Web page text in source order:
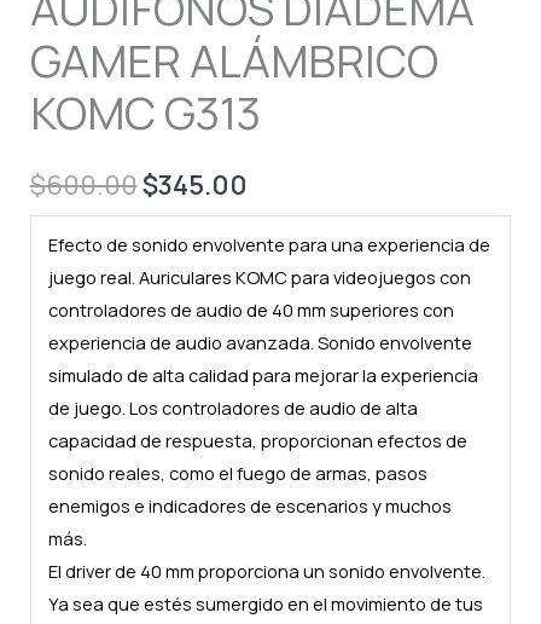
GAMER ALÁMBRICO
KOMC G313
$600.00Original
price
was:
$600.00.
$345.00
price
is:
$345.00.
Efecto de sonido envolvente para una experiencia de
juego real. Auriculares KOMC para videojuegos con
controladores de audio de 40 mm superiores con
experiencia de audio avanzada. Sonido envolvente
simulado de alta calidad para mejorar la experiencia
de juego. Los controladores de audio de alta
capacidad de respuesta, proporcionan efectos de
sonido reales, como el fuego de armas, pasos
enemigos e indicadores de escenarios y muchos
más.
El driver de 40 mm proporciona un sonido envolvente.
Ya sea que estés sumergido en el movimiento de tus